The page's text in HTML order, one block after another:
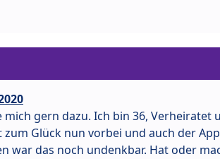
mich gern dazu. Ich bin 36, Verheiratet
zum Glück nun vorbei und auch der
war das noch undenkbar. Hat oder